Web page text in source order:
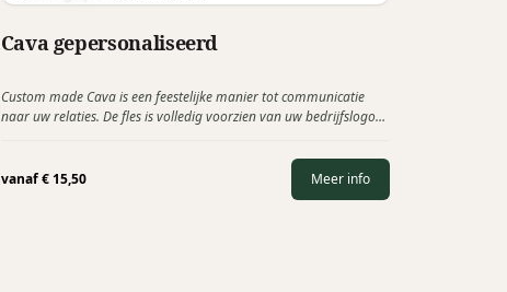
Cava Movisa
Cava gepersonaliseerd
Custom made Cava is een feestelijke manier tot communicatie
naar uw relaties. De fles is volledig voorzien van uw bedrijfslogo
vanaf€15,50 Meer info